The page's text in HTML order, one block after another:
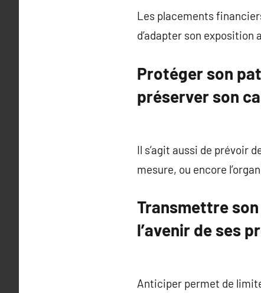
Les placements
d’adapter son exposition
Protéger son
préserver son
Il s’agit aussi de prévoir
mesure, ou encore
Transmettre
l’avenir de ses
Anticiper permet de